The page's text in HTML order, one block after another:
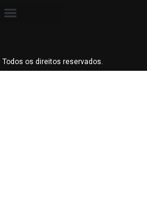
os direitos reservados.